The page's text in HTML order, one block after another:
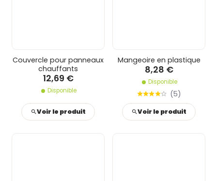
Couvercle pour panneaux
chauffants
12,69 €
Disponible
Voir le produit
Mangeoire en plastique
8,28 €
Disponible
(5)
Voir le produit